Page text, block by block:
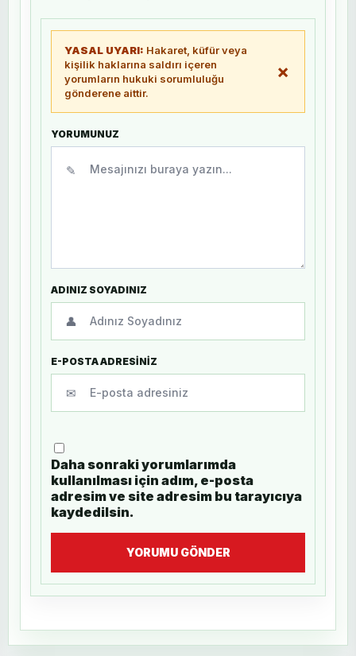
YASAL UYARI: Hakaret, küfür veya
kişilik haklarına saldırı içeren
yorumların hukuki sorumluluğu
gönderene aittir.
×
YORUMUNUZ
✎
ADINIZ SOYADINIZ
👤
E-POSTA ADRESİNİZ
✉
Daha sonraki yorumlarımda
kullanılması için adım, e-posta
adresim ve site adresim bu tarayıcıya
kaydedilsin.
YORUMU GÖNDER